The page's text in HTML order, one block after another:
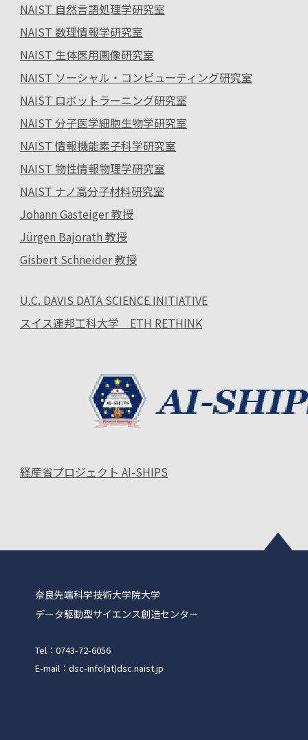
NAIST 自然言語処理学研究室
NAIST 数理情報学研究室
NAIST 生体医用画像研究室
NAIST ソーシャル・コンピューティング研究室
NAIST ロボットラーニング研究室
NAIST 分子医学細胞生物学研究室
NAIST 情報機能素子科学研究室
NAIST 物性情報物理学研究室
NAIST ナノ高分子材料研究室
Johann Gasteiger 教授
Jürgen Bajorath 教授
Gisbert Schneider 教授
U.C. DAVIS DATA SCIENCE INITIATIVE
スイス連邦工科大学 ETH RETHINK
経産省プロジェクト AI-SHIPS
奈良先端科学技術大学院大学
データ駆動型サイエンス創造センター
Tel：0743-72-6056
E-mail：dsc-info(at)dsc.naist.jp